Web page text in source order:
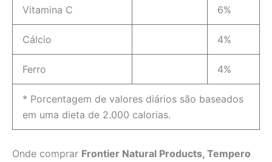
Vitamina C 6%
Cálcio 4%
Ferro 4%
* Porcentagem de valores diários são baseados
em uma dieta de 2.000 calorias.
Onde comprar Frontier Natural Products, Tempero